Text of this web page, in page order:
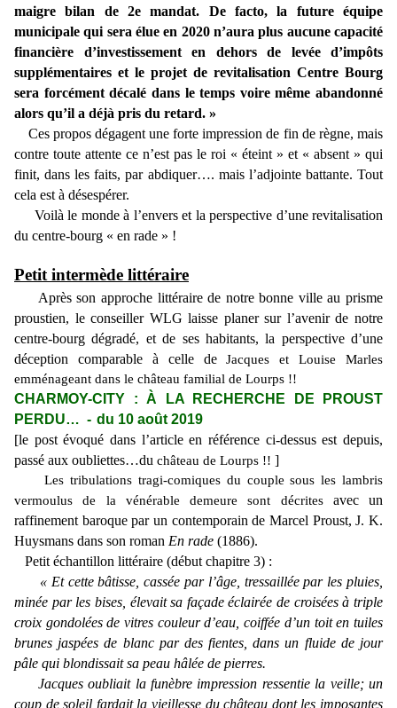
maigre bilan de 2e mandat. De facto, la future équipe
municipale qui sera élue en 2020 n’aura plus aucune capacité
financière d’investissement en dehors de levée d’impôts
supplémentaires et le projet de revitalisation Centre Bourg
sera forcément décalé dans le temps voire même abandonné
alors qu’il a déjà pris du retard. »
Ces propos dégagent une forte impression de fin de règne, mais
contre toute attente ce n’est pas le roi « éteint » et « absent » qui
finit, dans les faits, par abdiquer…. mais l’adjointe battante. Tout
cela est à désespérer.
Voilà le monde à l’envers et la perspective d’une revitalisation
du centre-bourg « en rade » !
Petit intermède littéraire
Après son approche littéraire de notre bonne ville au prisme
proustien, le conseiller WLG laisse planer sur l’avenir de notre
centre-bourg dégradé, et de ses habitants, la perspective d’une
déception comparable à celle deJacques et Louise Marles
emménageant dans le château familial de Lourps !!
CHARMOY-CITY : À LA RECHERCHE DE PROUST
PERDU… - du 10 août 2019
[le post évoqué dans l’article en référence ci-dessus est depuis,
passé aux oubliettes…du château de Lourps !! ]
Les tribulations tragi-comiques du couple sous les lambris
vermoulus de la vénérable demeure sont décritesavec un
raffinement baroque par un contemporain de Marcel Proust, J. K.
Huysmans dans son roman En rade (1886).
Petit échantillon littéraire (début chapitre 3) :
« Et cette bâtisse, cassée par l’âge, tressaillée par les pluies,
minée par les bises, élevait sa façade éclairée de croisées à triple
croix gondolées de vitres couleur d’eau, coiffée d’un toit en tuiles
brunes jaspées de blanc par des fientes, dans un fluide de jour
pâle qui blondissait sa peau hâlée de pierres.
Jacques oubliait la funèbre impression ressentie la veille; un
coup de soleil far­dait la vieillesse du château dont les imposantes